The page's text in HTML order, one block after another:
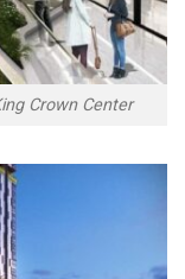
Crown Center